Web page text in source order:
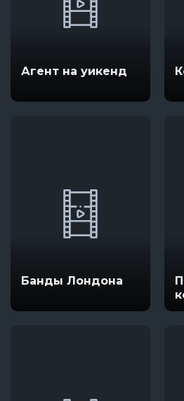
Агент на уикенд
Банды Лондона